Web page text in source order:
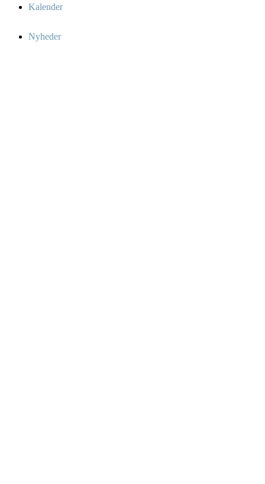
Kalender
Nyheder